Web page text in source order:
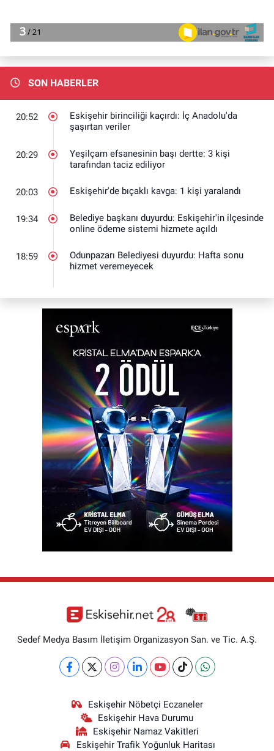
SON HABERLER
20:52
Eskişehir birinciliği kaçırdı: İç Anadolu'da
şaşırtan veriler
20:29
Yeşilçam efsanesinin başı dertte: 3 kişi
tarafından taciz ediliyor
20:03 Eskişehir'de bıçaklı kavga: 1 kişi yaralandı
19:34
Belediye başkanı duyurdu: Eskişehir'in ilçesinde
online ödeme sistemi hizmete açıldı
18:59
Odunpazarı Belediyesi duyurdu: Hafta sonu
hizmet veremeyecek
Sedef Medya Basım İletişim Organizasyon San. ve Tic. A.Ş.
Eskişehir Nöbetçi Eczaneler
Eskişehir Hava Durumu
Eskişehir Namaz Vakitleri
Eskişehir Trafik Yoğunluk Haritası